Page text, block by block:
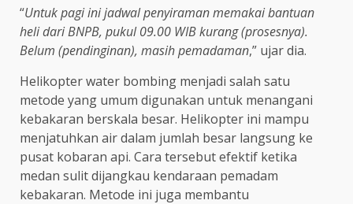
“Untuk pagi ini jadwal penyiraman memakai bantuan
heli dari BNPB, pukul 09.00 WIB kurang (prosesnya).
Belum (pendinginan), masih pemadaman,” ujar dia.
Helikopter water bombing menjadi salah satu
metode yang umum digunakan untuk menangani
kebakaran berskala besar. Helikopter ini mampu
menjatuhkan air dalam jumlah besar langsung ke
pusat kobaran api. Cara tersebut efektif ketika
medan sulit dijangkau kendaraan pemadam
kebakaran. Metode ini juga membantu